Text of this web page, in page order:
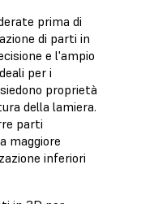
prima di
di parti in
e l'ampio
per i
proprietà
della lamiera.
parti
maggiore
inferiori